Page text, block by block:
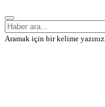
Aramak için bir kelime yazınız.